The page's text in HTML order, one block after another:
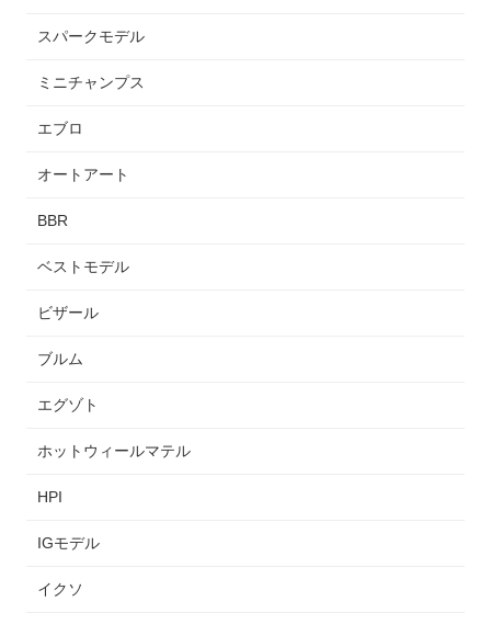
スパークモデル
ミニチャンプス
エブロ
オートアート
BBR
ベストモデル
ビザール
ブルム
エグゾト
ホットウィールマテル
HPI
IGモデル
イクソ